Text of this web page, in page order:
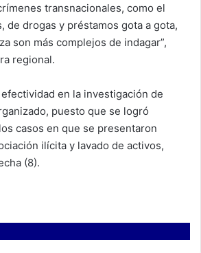
transnacionales, como el
de drogas y préstamos gota a gota,
son más complejos de indagar”,
regional.
en la investigación de
puesto que se logró
casos en que se presentaron
ilícita y lavado de activos,
(8).